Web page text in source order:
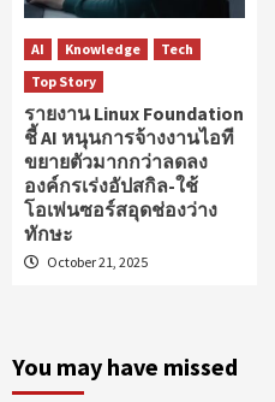
AI Knowledge
Tech
Top Story
รายงาน Linux Foundation
ชี้ AI หนุนการจ้างงานไอที
ขยายตัวมากกว่าลดลง
องค์กรเร่งอัปสกิล-ใช้
โอเพ่นซอร์สอุดช่องว่าง
ทักษะ
October 21, 2025
You may have missed